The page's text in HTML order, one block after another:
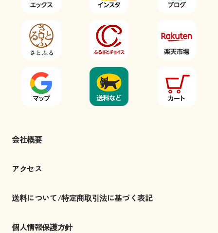
会社概要
アクセス
送料について/特定商取引法に基づく表記
個人情報保護方針